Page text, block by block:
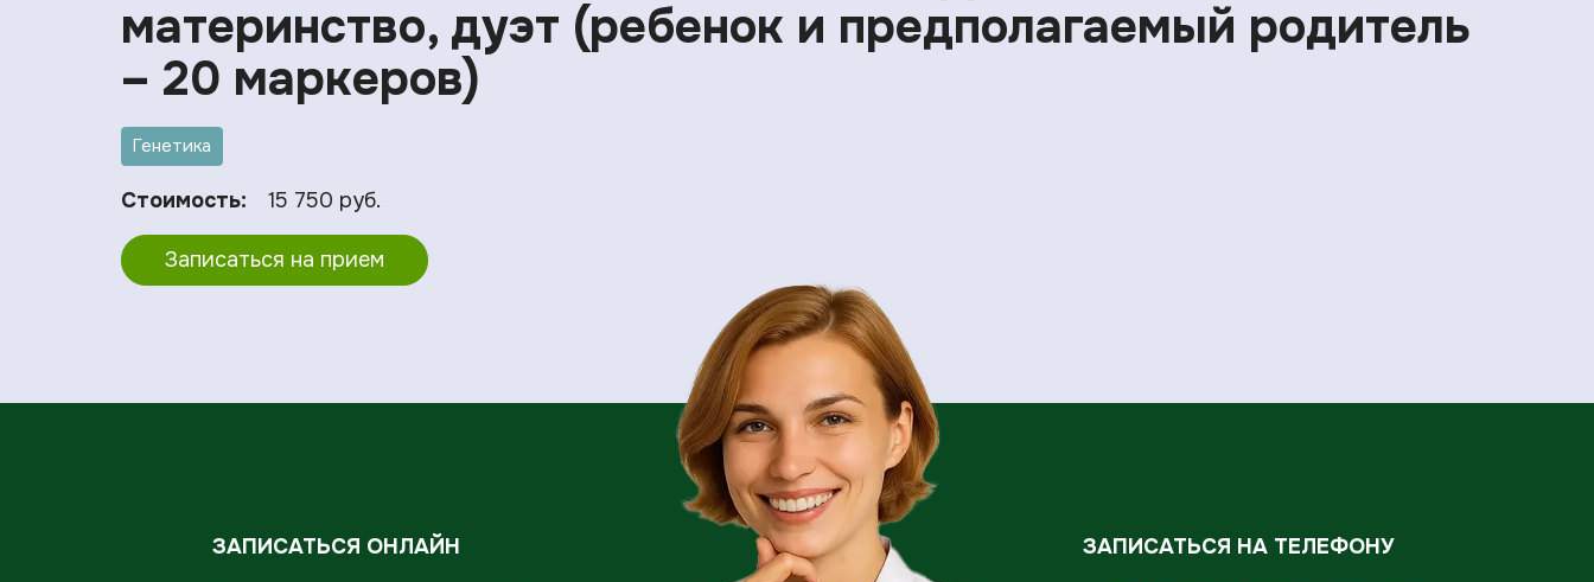
материнство, дуэт (ребенок и предполагаемый родитель
– 20 маркеров)
Генетика
Стоимость: 15 750 руб.
Записаться на прием
ЗАПИСАТЬСЯ ОНЛАЙН ЗАПИСАТЬСЯ НА ТЕЛЕФОНУ